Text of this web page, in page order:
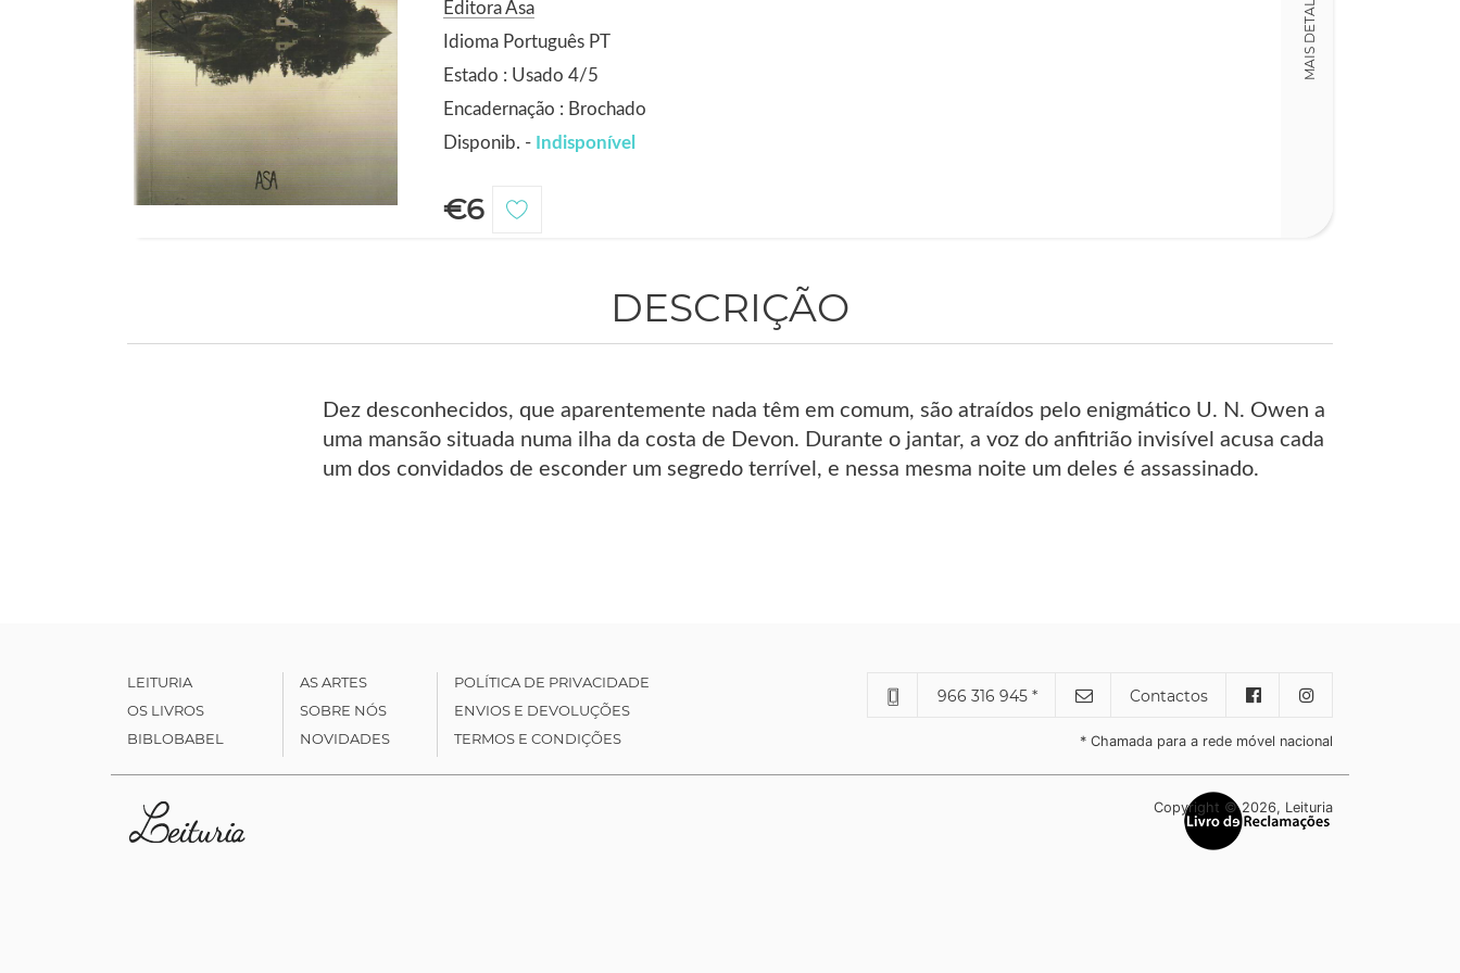
Editora Asa
Idioma Português PT
Estado : Usado 4/5
Encadernação : Brochado
Disponib. - Indisponível
€6
MAIS DETALHES
DESCRIÇÃO
Dez desconhecidos, que aparentemente nada têm em comum, são atraídos pelo enigmático U. N. Owen a
uma mansão situada numa ilha da costa de Devon. Durante o jantar, a voz do anfitrião invisível acusa cada
um dos convidados de esconder um segredo terrível, e nessa mesma noite um deles é assassinado.
LEITURIA
OS LIVROS
BIBLOBABEL
AS ARTES
SOBRE NÓS
NOVIDADES
POLÍTICA DE PRIVACIDADE
ENVIOS E DEVOLUÇÕES
TERMOS E CONDIÇÕES
966 316 945 * Contactos
* Chamada para a rede móvel nacional
Copyright © 2026, Leituria